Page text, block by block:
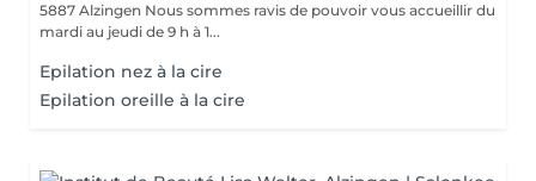
5887 Alzingen Nous sommes ravis de pouvoir vous accueillir du
mardi au jeudi de 9 h à 1...
Epilation nez à la cire
Epilation oreille à la cire